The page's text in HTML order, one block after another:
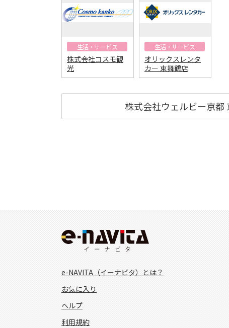
生活・サービス
株式会社コスモ観
光
生活・サービス
オリックスレンタ
カー 東舞鶴店
株式会社ウェルビー京都
e-NAVITA（イーナビタ）とは？
お気に入り
ヘルプ
利用規約